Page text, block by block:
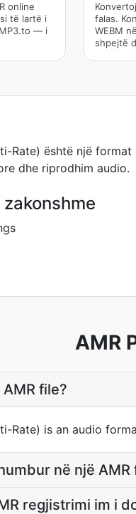
online
të lartë i
— i
falas.
WEBM
shpejtë
Rate) është një
dhe riprodhim audio.
AMR
file?
Rate) is an audio
në një AMR
regjistrimi im i